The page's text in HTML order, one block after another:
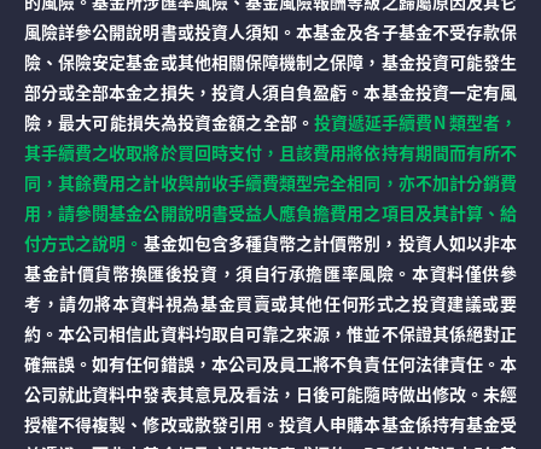
風險詳參公開說明書或投資人須知。本基金及各子基金不受存款保
險、保險安定基金或其他相關保障機制之保障，基金投資可能發生
部分或全部本金之損失，投資人須自負盈虧。本基金投資一定有風
險，最大可能損失為投資金額之全部。 投資遞延手續費N 類型者，
其手續費之收取將於買回時支付，且該費用將依持有期間而有所不
同，其餘費用之計收與前收手續費類型完全相同，亦不加計分銷費
用，請參閱基金公開說明書受益人應負擔費用之項目及其計算、給
付方式之說明。 基金如包含多種貨幣之計價幣別，投資人如以非本
基金計價貨幣換匯後投資，須自行承擔匯率風險。本資料僅供參
考，請勿將本資料視為基金買賣或其他任何形式之投資建議或要
約。本公司相信此資料均取自可靠之來源，惟並不保證其係絕對正
確無誤。如有任何錯誤，本公司及員工將不負責任何法律責任。本
公司就此資料中發表其意見及看法，日後可能隨時做出修改。未經
授權不得複製、修改或散發引用。投資人申購本基金係持有基金受